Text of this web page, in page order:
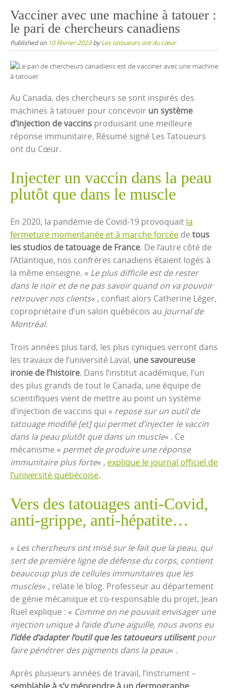
content
Vacciner avec une machine à tatouer :
le pari de chercheurs canadiens
Published on 10 février 2023byLes tatoueurs ont du cœur
Au Canada, des chercheurs se sont inspirés des
machines à tatouer pour concevoir un système
d’injection de vaccins produisant une meilleure
réponse immunitaire. Résumé signé Les Tatoueurs
ont du Cœur.
Injecter un vaccin dans la peau
plutôt que dans le muscle
En 2020, la pandémie de Covid-19 provoquait la
fermeture momentanée et à marche forcée de tous
les studios de tatouage de France. De l’autre côté de
l’Atlantique, nos confrères canadiens étaient logés à
la même enseigne. « Le plus difficile est de rester
dans le noir et de ne pas savoir quand on va pouvoir
retrouver nos clients« , confiait alors Catherine Léger,
copropriétaire d’un salon québécois au Journal de
Montréal.
Trois années plus tard, les plus cyniques verront dans
les travaux de l’université Laval, une savoureuse
ironie de l’histoire. Dans l’institut académique, l’un
des plus grands de tout le Canada, une équipe de
scientifiques vient de mettre au point un système
d’injection de vaccins qui « repose sur un outil de
tatouage modifié [et] qui permet d’injecter le vaccin
dans la peau plutôt que dans un muscle« . Ce
mécanisme « permet de produire une réponse
immunitaire plus forte« , explique le journal officiel de
l’université québécoise.
Vers des tatouages anti-Covid,
anti-grippe, anti-hépatite…
« Les chercheurs ont misé sur le fait que la peau, qui
sert de première ligne de défense du corps, contient
beaucoup plus de cellules immunitaires que les
muscles« , relate le blog. Professeur au département
de génie mécanique et co-responsable du projet, Jean
Ruel explique : « Comme on ne pouvait envisager une
injection unique à l’aide d’une aiguille, nous avons eu
l’idée d’adapter l’outil que les tatoueurs utilisentpour
faire pénétrer des pigments dans la peau« .
Après plusieurs années de travail, l’instrument –